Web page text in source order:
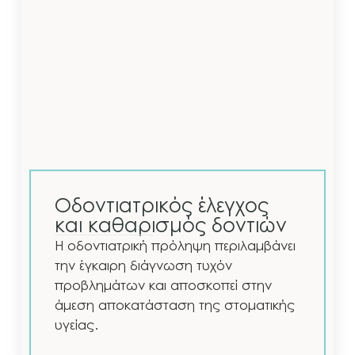
Οδοντιατρικός έλεγχος
και καθαρισμός δοντιών
Η οδοντιατρική πρόληψη περιλαμβάνει
την έγκαιρη διάγνωση τυχόν
προβλημάτων και αποσκοπεί στην
άμεση αποκατάσταση της στοματικής
υγείας.